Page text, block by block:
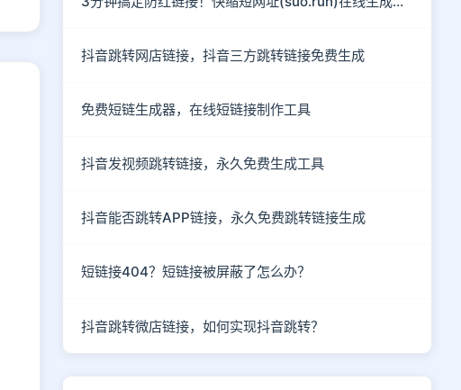
抖音跳转网店链接，抖音三方跳转链接免费生成
免费短链生成器，在线短链接制作工具
抖音发视频跳转链接，永久免费生成工具
抖音能否跳转APP链接，永久免费跳转链接生成
短链接404？短链接被屏蔽了怎么办？
抖音跳转微店链接，如何实现抖音跳转？